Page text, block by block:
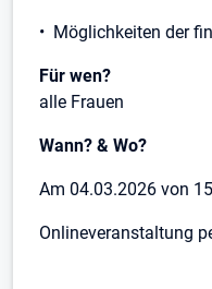
• Möglichkeiten der
Für wen?
alle Frauen
Wann? & Wo?
Am 04.03.2026 von
Onlineveranstaltung